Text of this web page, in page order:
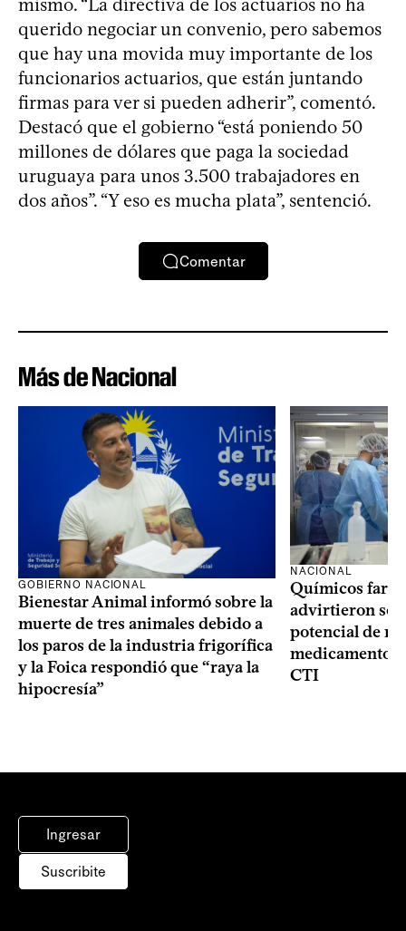
mismo. “La directiva de los actuarios no ha
querido negociar un convenio, pero sabemos
que hay una movida muy importante de los
funcionarios actuarios, que están juntando
firmas para ver si pueden adherir”, comentó.
Destacó que el gobierno “está poniendo 50
millones de dólares que paga la sociedad
uruguaya para unos 3.500 trabajadores en
dos años”. “Y eso es mucha plata”, sentenció.
Comentar
Más de Nacional
GOBIERNO NACIONAL
Bienestar Animal informó sobre la
muerte de tres animales debido a
los paros de la industria frigorífica
y la Foica respondió que “raya la
hipocresía”
NACIONAL
Químicos
advirtieron
potencial de
medicamentos
CTI
Ingresar
Suscribite